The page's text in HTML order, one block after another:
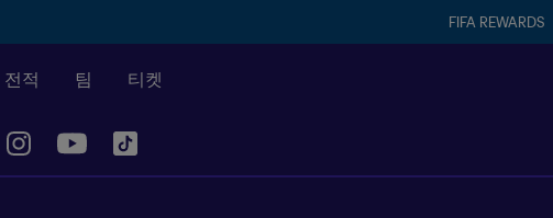
FIFA REWARDS
전적 팀 티켓